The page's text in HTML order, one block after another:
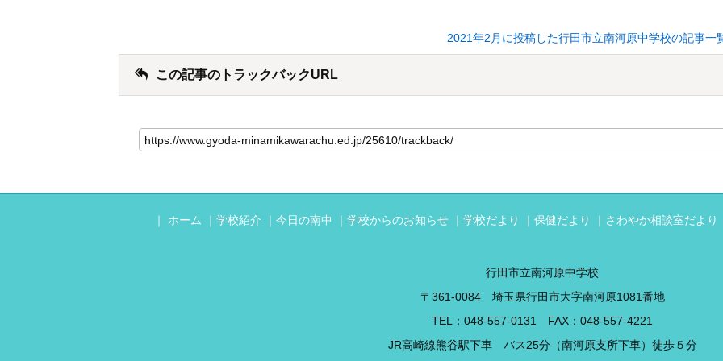
2021年2月に投稿した行田市立南河原中学校の記事一
この記事のトラックバックURL
ホーム 学校紹介 今日の南中 学校からのお知らせ 学校だより 保健だより さわやか相談室だより
行田市立南河原中学校
〒361-0084 埼玉県行田市大字南河原1081番地
TEL： 048-557-0131
FAX：048-557-4221
JR高崎線熊谷駅下車 バス25分（南河原支所下車）徒歩５分